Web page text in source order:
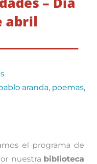
abril
aranda, poemas,
el programa de
nuestra biblioteca